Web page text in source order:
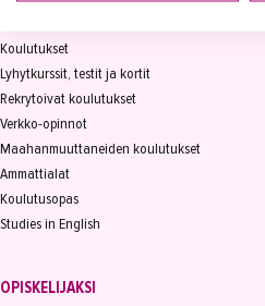
Koulutukset
Lyhytkurssit, testit ja kortit
Rekrytoivat koulutukset
Verkko-opinnot
Maahanmuuttaneiden koulutukset
Ammattialat
Koulutusopas
Studies in English
OPISKELIJAKSI